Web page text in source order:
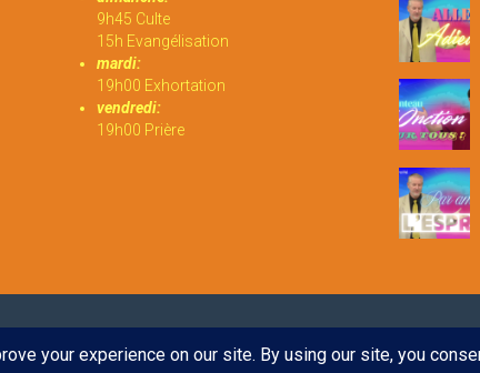
9h45 Culte
15h Evangélisation
mardi:
19h00 Exhortation
vendredi:
19h00 Prière